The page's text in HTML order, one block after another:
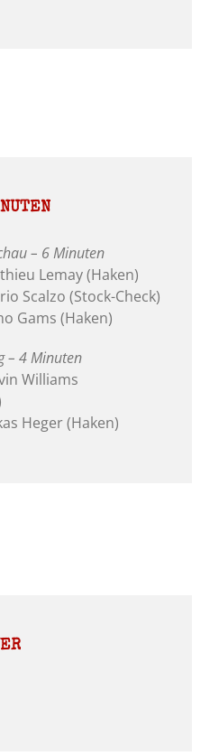
– 6 Minuten
Lemay (Haken)
Scalzo (Stock-Check)
Gams (Haken)
– 4 Minuten
Williams
Heger (Haken)